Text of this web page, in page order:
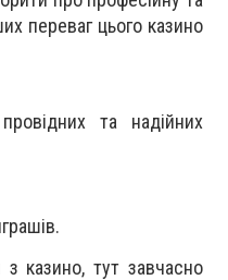
переваг цього казино
та надійних
казино, тут завчасно